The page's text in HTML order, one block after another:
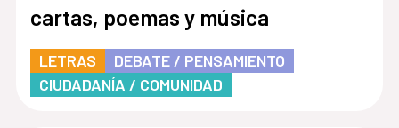
cartas, poemas y música
LETRAS
DEBATE / PENSAMIENTO
CIUDADANÍA / COMUNIDAD